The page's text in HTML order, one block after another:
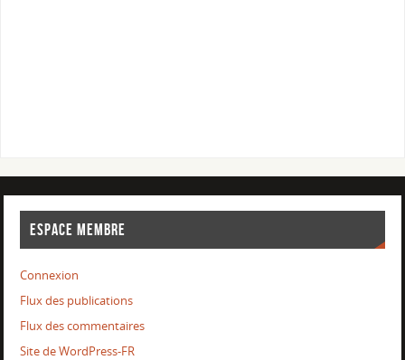
ESPACE MEMBRE
Connexion
Flux des publications
Flux des commentaires
Site de WordPress-FR